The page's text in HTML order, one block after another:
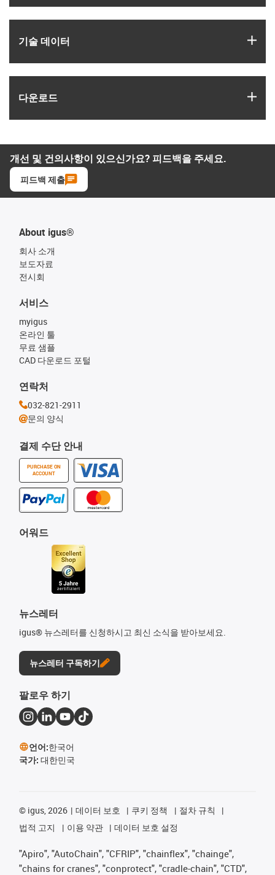
기술 데이터
다운로드
개선 및 건의사항이 있으신가요? 피드백을 주세요.
피드백 제출
About igus®
회사 소개
보도자료
전시회
결제 수단 안내
PURCHASE ON
ACCOUNT
서비스
myigus
온라인 툴
무료 샘플
CAD 다운로드 포털
어워드
뉴스레터
igus® 뉴스레터를 신청하시고 최신 소식을 받아보세요.
뉴스레터 구독하기
연락처
032-821-2911
문의 양식
팔로우 하기
언어:한국어
국가: 대한민국
© igus, 2026 데이터 보호 쿠키 정책
절차 규칙
법적 고지
이용 약관 데이터 보호 설정
"Apiro", "AutoChain", "CFRIP", "chainflex", "chainge",
"chains for cranes", "conprotect", "cradle-chain", "CTD",